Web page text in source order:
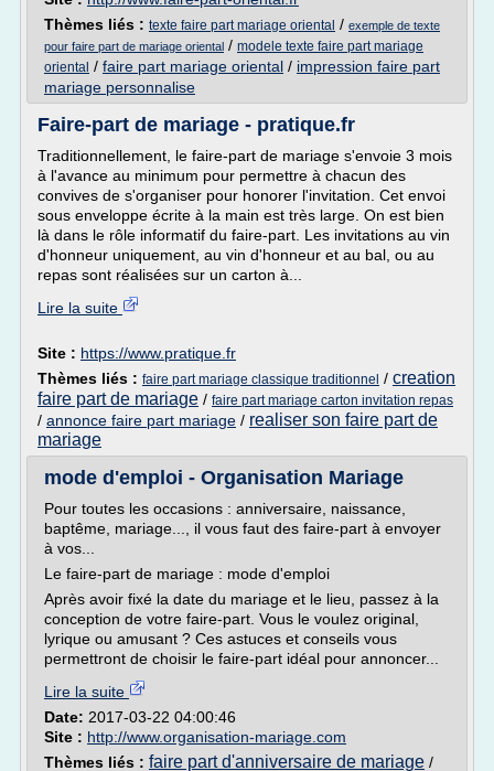
Thèmes liés : texte faire part mariage oriental / exemple de texte
pour faire part de mariage oriental / modele texte faire part mariage
oriental / faire part mariage oriental / impression faire part
mariage personnalise
Faire-part de mariage - pratique.fr
Traditionnellement, le faire-part de mariage s'envoie 3 mois
à l'avance au minimum pour permettre à chacun des
convives de s'organiser pour honorer l'invitation. Cet envoi
sous enveloppe écrite à la main est très large. On est bien
là dans le rôle informatif du faire-part. Les invitations au vin
d'honneur uniquement, au vin d'honneur et au bal, ou au
repas sont réalisées sur un carton à...
Lire la suite
Site : https://www.pratique.fr
Thèmes liés : faire part mariage classique traditionnel / creation
faire part de mariage / faire part mariage carton invitation repas
/ annonce faire part mariage / realiser son faire part de
mariage
mode d'emploi - Organisation Mariage
Pour toutes les occasions : anniversaire, naissance,
baptême, mariage..., il vous faut des faire-part à envoyer
à vos...
Le faire-part de mariage : mode d'emploi
Après avoir fixé la date du mariage et le lieu, passez à la
conception de votre faire-part. Vous le voulez original,
lyrique ou amusant ? Ces astuces et conseils vous
permettront de choisir le faire-part idéal pour annoncer...
Lire la suite
Date: 2017-03-22 04:00:46
Site : http://www.organisation-mariage.com
Thèmes liés : faire part d'anniversaire de mariage /